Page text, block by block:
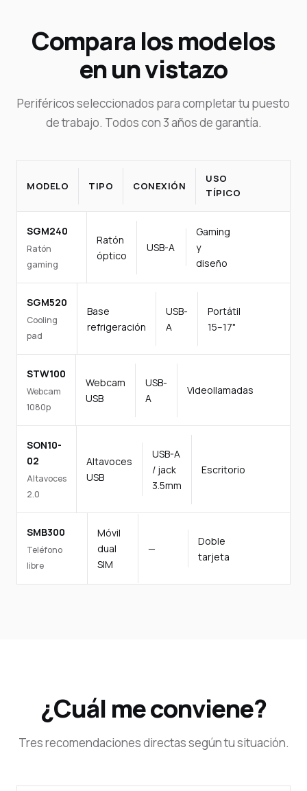
Compara los modelos
en un vistazo
Periféricos seleccionados para completar tu puesto
de trabajo. Todos con 3 años de garantía.
MODELO TIPO CONEXIÓN
USO
TÍPICO
SGM240
Ratón
gaming
Ratón
óptico
USB-A
Gaming
y
diseño
SGM520
Cooling
pad
Base
refrigeración
USB-
A
Portátil
15–17"
STW100
Webcam
1080p
Webcam
USB
USB-
A
Videollamadas
SON10-
02
Altavoces
2.0
Altavoces
USB
USB-A
/ jack
3.5mm
Escritorio
SMB300
Teléfono
libre
Móvil
dual
SIM
—
Doble
tarjeta
¿Cuál me conviene?
Tres recomendaciones directas según tu situación.